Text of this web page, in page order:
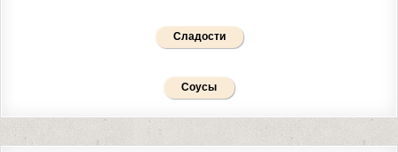
Сладости
Соусы